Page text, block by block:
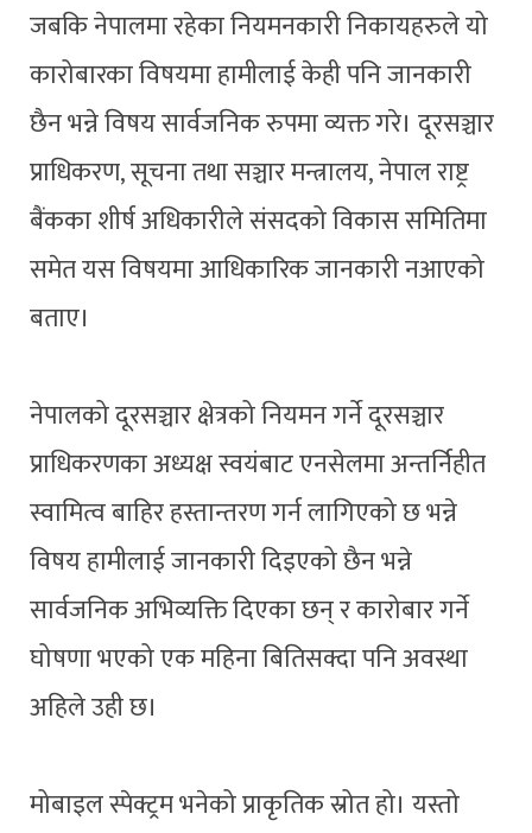
जबकि नेपालमा रहेका नियमनकारी निकायहरुले यो
कारोबारका विषयमा हामीलाई केही पनि जानकारी
छैन भन्ने विषय सार्वजनिक रुपमा व्यक्त गरे। दूरसञ्चार
प्राधिकरण, सूचना तथा सञ्चार मन्त्रालय, नेपाल राष्ट्र
बैंकका शीर्ष अधिकारीले संसदको विकास समितिमा
समेत यस विषयमा आधिकारिक जानकारी नआएको
बताए।
नेपालको दूरसञ्चार क्षेत्रको नियमन गर्ने दूरसञ्चार
प्राधिकरणका अध्यक्ष स्वयंबाट एनसेलमा अन्तर्निहीत
स्वामित्व बाहिर हस्तान्तरण गर्न लागिएको छ भन्ने
विषय हामीलाई जानकारी दिइएको छैन भन्ने
सार्वजनिक अभिव्यक्ति दिएका छन् र कारोबार गर्ने
घोषणा भएको एक महिना बितिसक्दा पनि अवस्था
अहिले उही छ।
मोबाइल स्पेक्ट्रम भनेको प्राकृतिक स्रोत हो। यस्तो